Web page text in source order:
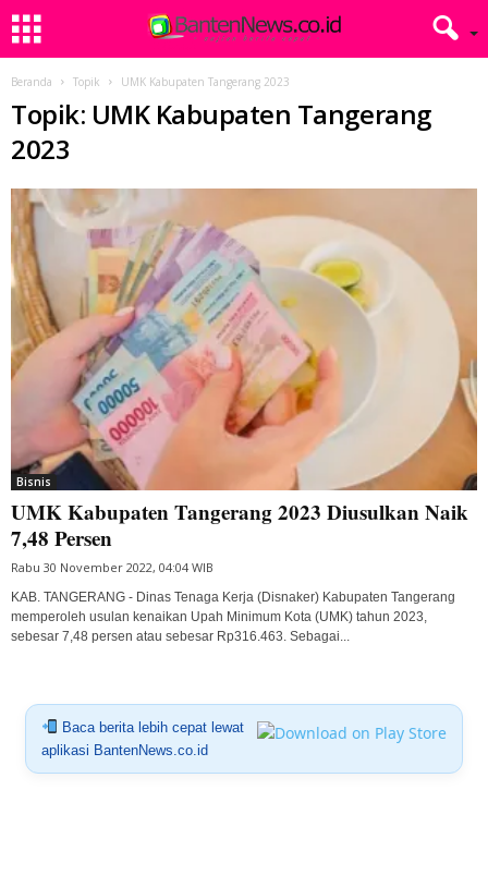
Beranda Topik UMK Kabupaten Tangerang 2023
Topik: UMK Kabupaten Tangerang
2023
Bisnis
UMK Kabupaten Tangerang 2023 Diusulkan Naik
7,48 Persen
Rabu 30 November 2022, 04:04 WIB
KAB. TANGERANG - Dinas Tenaga Kerja (Disnaker) Kabupaten Tangerang
memperoleh usulan kenaikan Upah Minimum Kota (UMK) tahun 2023,
sebesar 7,48 persen atau sebesar Rp316.463. Sebagai...
Baca berita lebih cepat lewat
aplikasi BantenNews.co.id